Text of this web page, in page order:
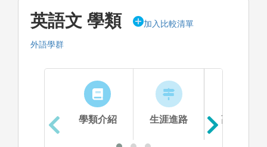
英語文 學類 加入比較清單
外語學群
學類介紹 生涯進路 高中準備